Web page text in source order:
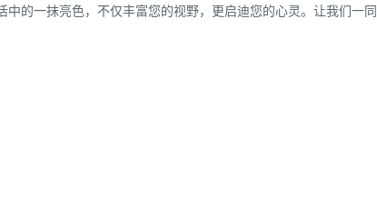
的一抹亮色，不仅丰富您的视野，更启迪您的心灵。让我们一同